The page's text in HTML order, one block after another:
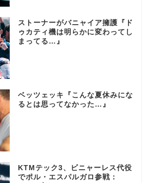
ストーナーがバニャイア擁護『ド
ゥカティ機は明らかに変わってし
まってる…』
ベッツェッキ『こんな夏休みにな
るとは思ってなかった…』
KTMテック3、ビニャーレス代役
でポル・エスパルガロ参戦：